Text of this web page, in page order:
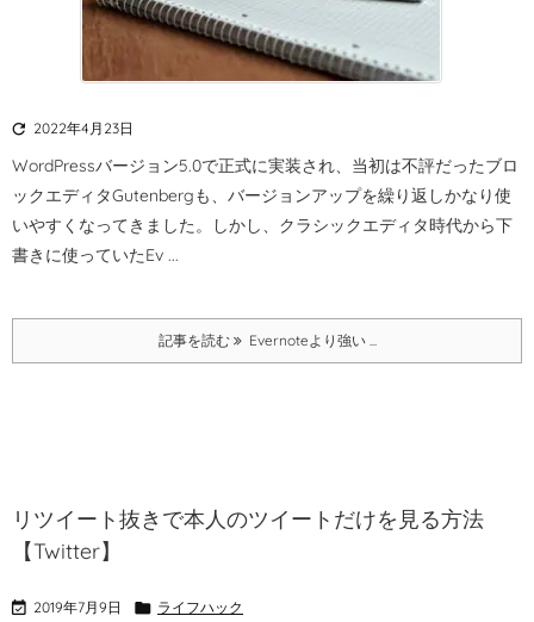
 2022年4月23日
WordPressバージョン5.0で正式に実装され、当初は不評だったブロ
ックエディタGutenbergも、バージョンアップを繰り返しかなり使
いやすくなってきました。
しかし、クラシックエディタ時代から下
書きに使っていたEv ...
記事を読む Evernoteより強い ...
リツイート抜きで本人のツイートだけを見る方法
【Twitter】
 2019年7月9日  ライフハック